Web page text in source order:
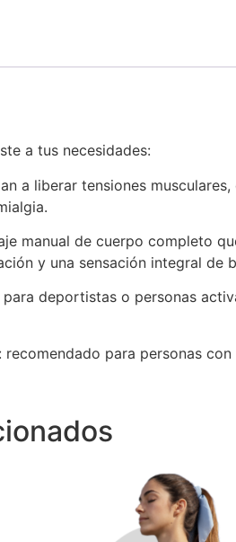
a tus necesidades:
a liberar tensiones
manual de cuerpo completo
y una sensación integral de
deportistas o personas
para personas